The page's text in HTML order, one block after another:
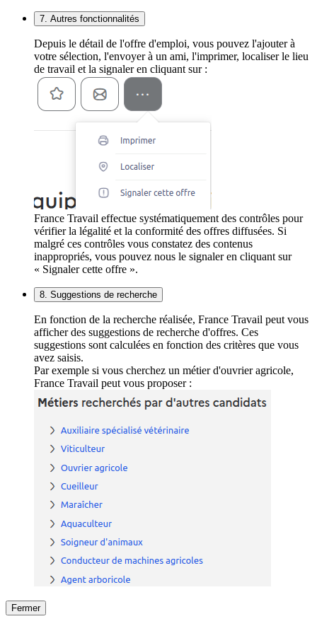
7. Autres fonctionnalités
Depuis le détail de l'offre d'emploi, vous pouvez l'ajouter à
votre sélection, l'envoyer à un ami, l'imprimer, localiser le lieu
de travail et la signaler en cliquant sur :
France Travail effectue systématiquement des contrôles pour
vérifier la légalité et la conformité des offres diffusées. Si
malgré ces contrôles vous constatez des contenus
inappropriés, vous pouvez nous le signaler en cliquant sur
« Signaler cette offre ».
8. Suggestions de recherche
En fonction de la recherche réalisée, France Travail peut vous
afficher des suggestions de recherche d'offres. Ces
suggestions sont calculées en fonction des critères que vous
avez saisis.
Par exemple si vous cherchez un métier d'ouvrier agricole,
France Travail peut vous proposer :
Fermer